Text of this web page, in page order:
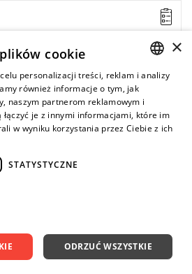
ENGLISH
×
cookie
personalizacji treści, reklam i analizy
również informacje o tym, jak
naszym partnerom reklamowym i
je z innymi informacjami, które im
w wyniku korzystania przez Ciebie z ich
STATYSTYCZNE
ODRZUĆ WSZYSTKIE